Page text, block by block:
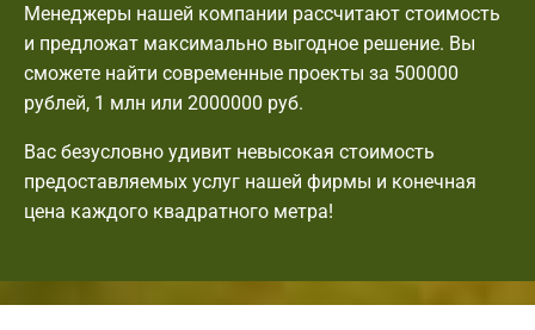
Менеджеры нашей компании рассчитают стоимость
и предложат максимально выгодное решение. Вы
сможете найти современные проекты за 500000
рублей, 1 млн или 2000000 руб.
Вас безусловно удивит невысокая стоимость
предоставляемых услуг нашей фирмы и конечная
цена каждого квадратного метра!